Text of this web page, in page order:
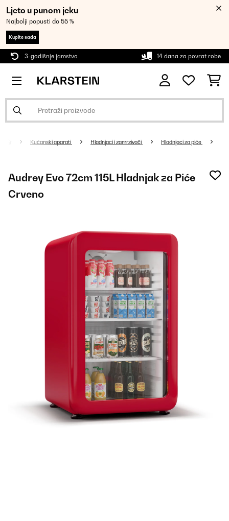
Ljeto u punom jeku
Najbolji popusti do 55 %
Kupite sada
3-godišnje jamstvo 14 dana za povrat robe
Kućanski aparati Hladnjaci i zamrzivači Hladnjaci za piće
Audrey Evo 72cm 115L Hladnjak za Piće
Crveno